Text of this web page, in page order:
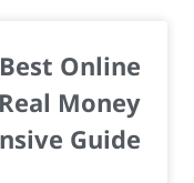
Online
Money
Guide